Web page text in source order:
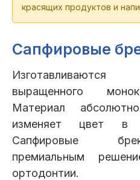
красящих продуктов и
Сапфировые
выращенного
Материал
изменяет цвет в
Сапфировые
премиальным
ортодонтии.